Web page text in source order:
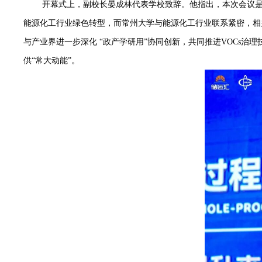
开幕式上，副校长晏成林代表学校致辞。他指出，本次会议
能源化工行业绿色转型，而常州大学与能源化工行业联系紧密，
与产业界进一步深化 “政产学研用”协同创新，共同推进VOCs治理
供“常大动能”。